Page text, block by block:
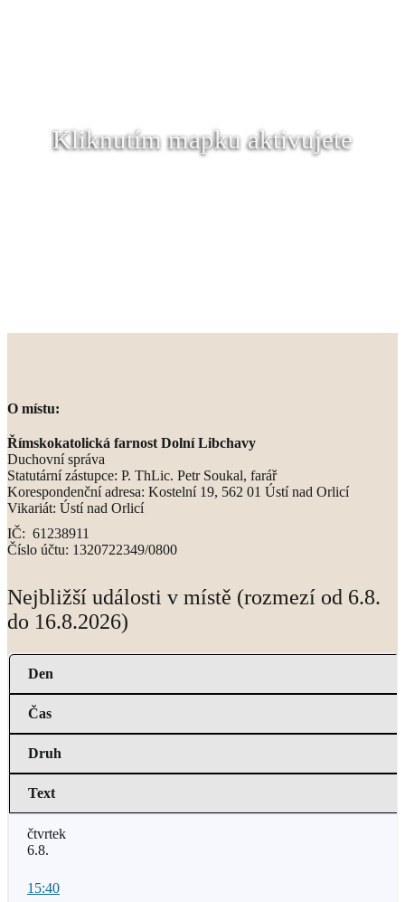
Kliknutím mapku aktivujete
O místu:
Římskokatolická farnost Dolní Libchavy
Duchovní správa
Statutární zástupce: P. ThLic. Petr Soukal, farář
Korespondenční adresa: Kostelní 19, 562 01 Ústí nad Orlicí
Vikariát: Ústí nad Orlicí
IČ: 61238911
Číslo účtu: 1320722349/0800
Nejbližší události v místě (rozmezí od 6.8.
do 16.8.2026)
Den
Čas
Druh
Text
čtvrtek
6.8.
15:40